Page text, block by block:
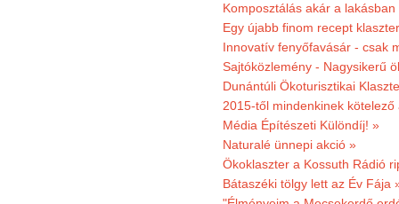
Komposztálás akár a lakásban
Egy újabb finom recept
Innovatív fenyőfavásár - csak
Sajtóközlemény - Nagysikerű
Dunántúli Ökoturisztikai
2015-től mindenkinek
Média Építészeti Különdíj! »
Naturalé ünnepi akció »
Ökoklaszter a Kossuth Rádió
Bátaszéki tölgy lett az Év Fája